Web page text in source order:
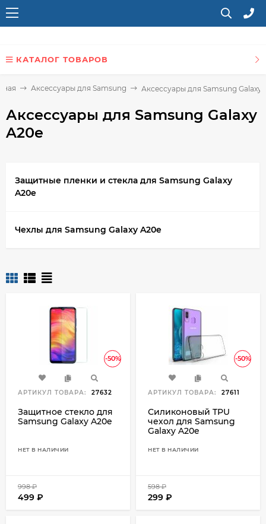
КАТАЛОГ ТОВАРОВ
Аксессуары для Samsung Аксессуары для Samsung Galaxy
Аксессуары для Samsung Galaxy
A20e
Защитные пленки и стекла для Samsung Galaxy
A20e
Чехлы для Samsung Galaxy A20e
-50%
АРТИКУЛ ТОВАРА: 27632
Защитное стекло для
Samsung Galaxy A20e
НЕТ В НАЛИЧИИ
998₽
499 ₽
-50%
АРТИКУЛ ТОВАРА: 27611
Силиконовый TPU
чехол для Samsung
Galaxy A20e
НЕТ В НАЛИЧИИ
598₽
299 ₽